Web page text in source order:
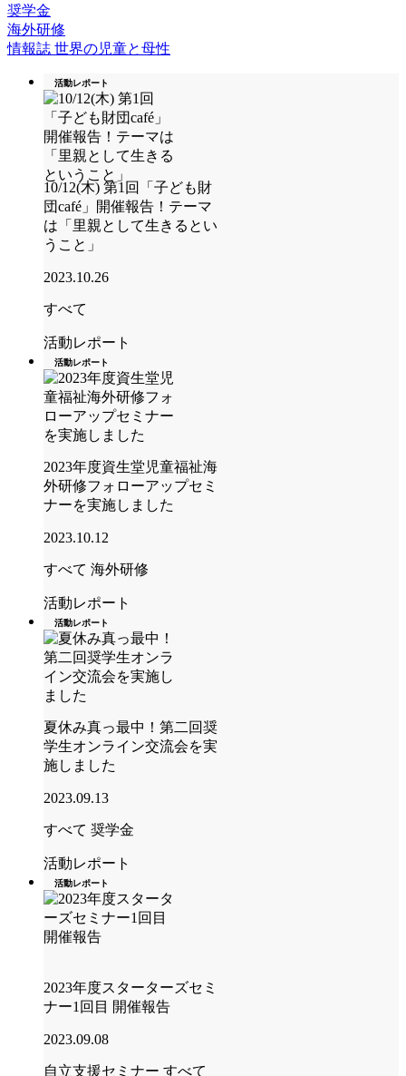
奨学金
海外研修
情報誌 世界の児童と母性
活動レポート
10/12(木) 第1回「子ども財
団café」開催報告！テーマ
は「里親として生きるとい
うこと」
2023.10.26
すべて
活動レポート
活動レポート
2023年度資生堂児童福祉海
外研修フォローアップセミ
ナーを実施しました
2023.10.12
すべて 海外研修
活動レポート
活動レポート
夏休み真っ最中！第二回奨
学生オンライン交流会を実
施しました
2023.09.13
すべて 奨学金
活動レポート
活動レポート
2023年度スターターズセミ
ナー1回目 開催報告
2023.09.08
自立支援セミナー すべて